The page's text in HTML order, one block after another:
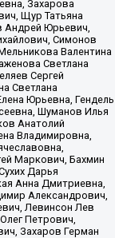
Захарова
Щур Татьяна
Андрей Юрьевич,
Симонов
Валентина
Светлана
Сергей
Светлана
Юрьевна, Гендель
Шуманов Илья
Анатолий
Владимировна,
Маркович, Бахмин
Дарья
Анна Дмитриевна,
Александрович,
Левинсон Лев
Петрович,
Захаров Герман